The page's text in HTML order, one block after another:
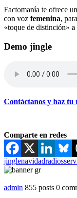
Factomanía te ofrece
con voz femenina,
«toque de distinción» a
Demo jingle
Contáctanos y haz tu
Comparte en redes
jinglenavidadradios
admin 855 posts 0